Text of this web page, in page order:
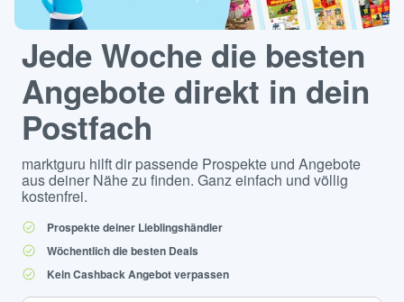
Jede Woche die besten
Angebote direkt in dein
Postfach
marktguru hilft dir passende Prospekte und Angebote
aus deiner Nähe zu finden. Ganz einfach und völlig
kostenfrei.
Prospekte deiner Lieblingshändler
Wöchentlich die besten Deals
Kein Cashback Angebot verpassen